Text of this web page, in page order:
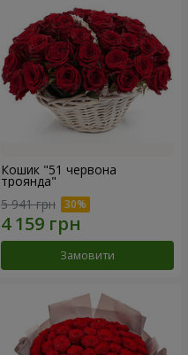
Кошик "51 червона
троянда"
5 941 грн
Замовити